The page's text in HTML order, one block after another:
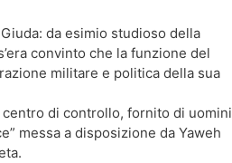
da esimio studioso della
convinto che la funzione del
militare e politica della sua
di controllo, fornito di uomini
messa a disposizione da Yaweh